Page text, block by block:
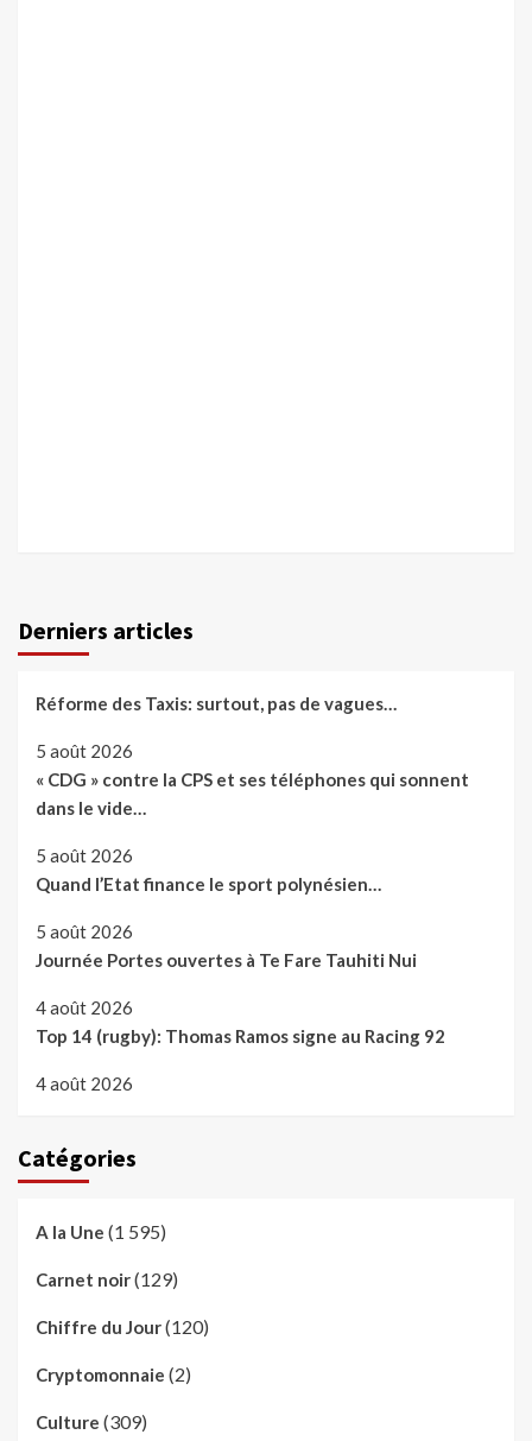
Derniers articles
Réforme des Taxis: surtout, pas de vagues…
5 août 2026
« CDG » contre la CPS et ses téléphones qui sonnent
dans le vide…
5 août 2026
Quand l’Etat finance le sport polynésien…
5 août 2026
Journée Portes ouvertes à Te Fare Tauhiti Nui
4 août 2026
Top 14 (rugby): Thomas Ramos signe au Racing 92
4 août 2026
Catégories
A la Une (1 595)
Carnet noir(129)
Chiffre du Jour(120)
Cryptomonnaie (2)
Culture (309)